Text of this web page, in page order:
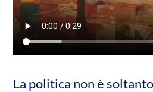
La politica non è